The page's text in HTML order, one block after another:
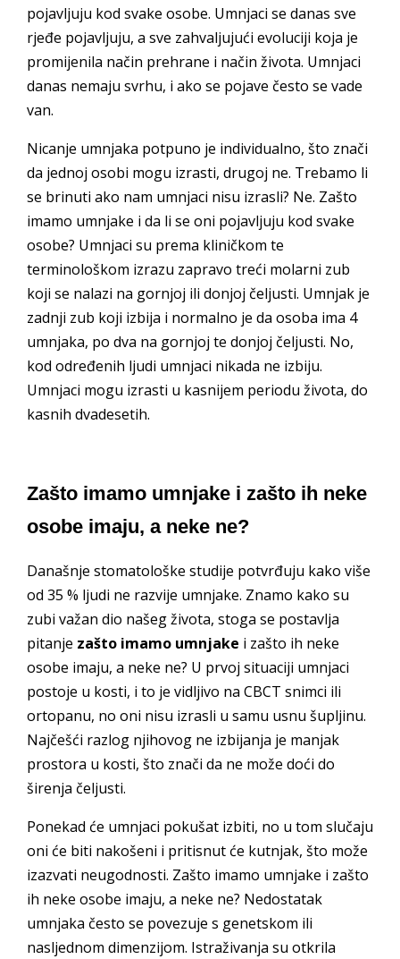
pojavljuju kod svake osobe. Umnjaci se danas sve
rjeđe pojavljuju, a sve zahvaljujući evoluciji koja je
promijenila način prehrane i način života. Umnjaci
danas nemaju svrhu, i ako se pojave često se vade
van.
Nicanje umnjaka potpuno je individualno, što znači
da jednoj osobi mogu izrasti, drugoj ne. Trebamo li
se brinuti ako nam umnjaci nisu izrasli? Ne. Zašto
imamo umnjake i da li se oni pojavljuju kod svake
osobe? Umnjaci su prema kliničkom te
terminološkom izrazu zapravo treći molarni zub
koji se nalazi na gornjoj ili donjoj čeljusti. Umnjak je
zadnji zub koji izbija i normalno je da osoba ima 4
umnjaka, po dva na gornjoj te donjoj čeljusti. No,
kod određenih ljudi umnjaci nikada ne izbiju.
Umnjaci mogu izrasti u kasnijem periodu života, do
kasnih dvadesetih.
Zašto imamo umnjake i zašto ih neke
osobe imaju, a neke ne?
Današnje stomatološke studije potvrđuju kako više
od 35 % ljudi ne razvije umnjake. Znamo kako su
zubi važan dio našeg života, stoga se postavlja
pitanje zašto imamo umnjake i zašto ih neke
osobe imaju, a neke ne? U prvoj situaciji umnjaci
postoje u kosti, i to je vidljivo na CBCT snimci ili
ortopanu, no oni nisu izrasli u samu usnu šupljinu.
Najčešći razlog njihovog ne izbijanja je manjak
prostora u kosti, što znači da ne može doći do
širenja čeljusti.
Ponekad će umnjaci pokušat izbiti, no u tom slučaju
oni će biti nakošeni i pritisnut će kutnjak, što može
izazvati neugodnosti. Zašto imamo umnjake i zašto
ih neke osobe imaju, a neke ne? Nedostatak
umnjaka često se povezuje s genetskom ili
nasljednom dimenzijom. Istraživanja su otkrila